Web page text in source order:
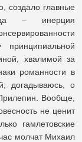
создало главные
– инерция
хвалимой за
романности в
догадываюсь, о
Вообще,
не ценит
гамлетовские
молчат Михаил